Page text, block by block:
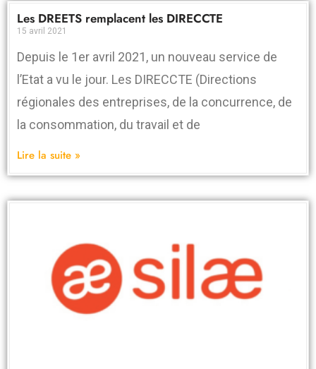
Les DREETS remplacent les DIRECCTE
15 avril 2021
Depuis le 1er avril 2021, un nouveau service de
l’Etat a vu le jour. Les DIRECCTE (Directions
régionales des entreprises, de la concurrence, de
la consommation, du travail et de
Lire la suite »